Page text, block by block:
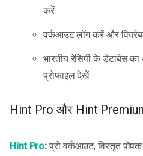
करें
वर्कआउट लॉग करें और
भारतीय रेसिपी के डेटाबेस
प्रोफाइल देखें
Hint Pro और Hint
Hint Pro: प्रो वर्कआउट, विस्तृत